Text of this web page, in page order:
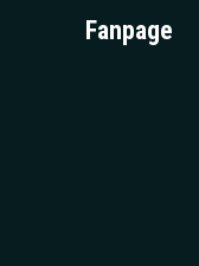
Fanpage